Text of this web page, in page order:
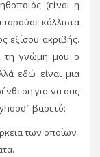
(είναι η
κάλλιστα
εξίσου ακριβής.
τη γνώμη μου ο
εδώ είναι μια
για να σας
βαρετό:
των οποίων